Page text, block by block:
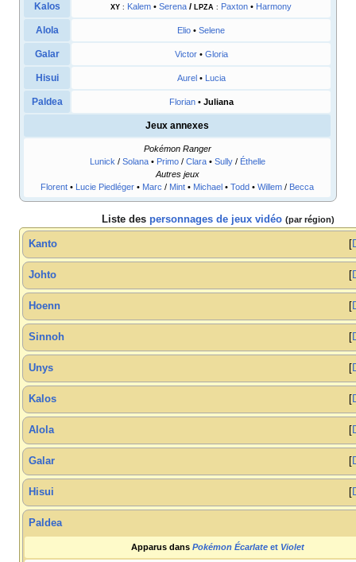
Kalos XY : Kalem • Serena / LPZA : Paxton • Harmony
Alola Elio • Selene
Galar Victor• Gloria
Hisui Aurel• Lucia
Paldea Florian• Juliana
Jeux annexes
Pokémon Ranger
Lunick / Solana• Primo/ Clara• Sully/ Éthelle
Autres jeux
Florent • Lucie Piedléger • Marc / Mint • Michael • Todd • Willem / Becca
Liste des personnages de jeux vidéo (par région)
Kanto
Johto
Hoenn
Sinnoh
Unys
Kalos
Alola
Galar
Hisui
Paldea
Apparus dans Pokémon Écarlate et Violet